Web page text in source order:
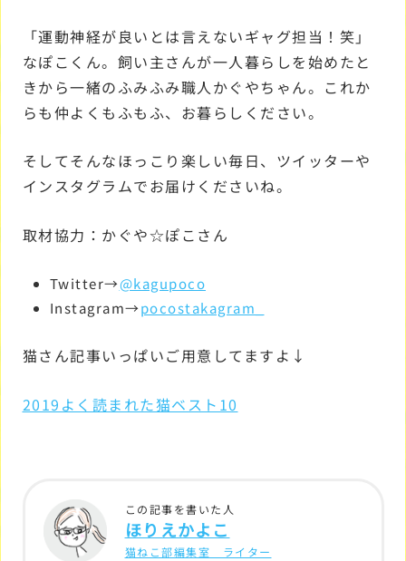
「運動神経が良いとは言えないギャグ担当！笑」
なぽこくん。飼い主さんが一人暮らしを始めたと
きから一緒のふみふみ職人かぐやちゃん。これか
らも仲よくもふもふ、お暮らしください。
そしてそんなほっこり楽しい毎日、ツイッターや
インスタグラムでお届けくださいね。
取材協力：かぐや☆ぽこさん
Twitter→@kagupoco
Instagram→pocostakagram_
猫さん記事いっぱいご用意してますよ↓
2019よく読まれた猫ベスト10
この記事を書いた人
ほりえかよこ
猫ねこ部編集室 ライター